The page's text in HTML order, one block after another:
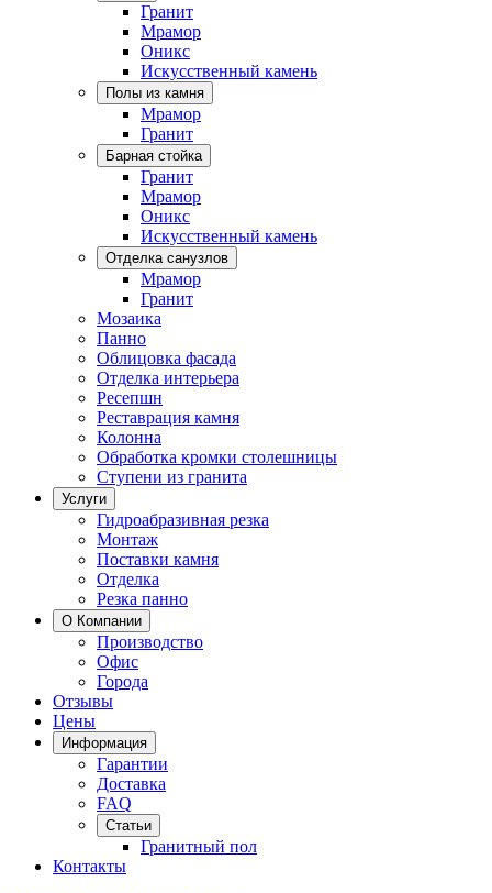
Гранит
Мрамор
Оникс
Искусственный камень
Полы из камня
Мрамор
Гранит
Барная стойка
Гранит
Мрамор
Оникс
Искусственный камень
Отделка санузлов
Мрамор
Гранит
Мозаика
Панно
Облицовка фасада
Отделка интерьера
Ресепшн
Реставрация камня
Колонна
Обработка кромки столешницы
Ступени из гранита
Услуги
Гидроабразивная резка
Монтаж
Поставки камня
Отделка
Резка панно
О Компании
Производство
Офис
Города
Отзывы
Цены
Информация
Гарантии
Доставка
FAQ
Статьи
Гранитный пол
Контакты